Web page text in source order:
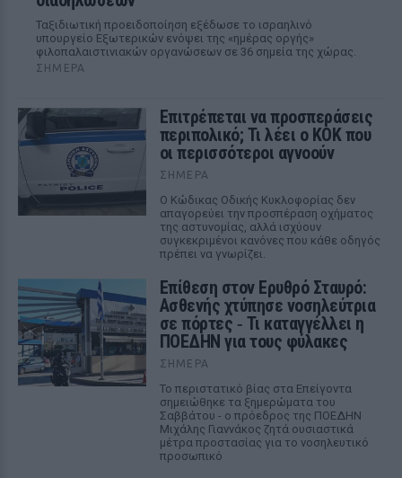
Ταξιδιωτική προειδοποίηση εξέδωσε το ισραηλινό
υπουργείο Εξωτερικών ενόψει της «ημέρας οργής»
φιλοπαλαιστινιακών οργανώσεων σε 36 σημεία της χώρας.
ΣΉΜΕΡΑ
Επιτρέπεται να προσπεράσεις
περιπολικό; Τι λέει ο ΚΟΚ που
οι περισσότεροι αγνοούν
ΣΉΜΕΡΑ
Ο Κώδικας Οδικής Κυκλοφορίας δεν
απαγορεύει την προσπέραση οχήματος
της αστυνομίας, αλλά ισχύουν
συγκεκριμένοι κανόνες που κάθε οδηγός
πρέπει να γνωρίζει.
Επίθεση στον Ερυθρό Σταυρό:
Ασθενής χτύπησε νοσηλεύτρια
σε πόρτες ‑ Τι καταγγέλλει η
ΠΟΕΔΗΝ για τους φύλακες
ΣΉΜΕΡΑ
Το περιστατικό βίας στα Επείγοντα
σημειώθηκε τα ξημερώματα του
Σαββάτου - ο πρόεδρος της ΠΟΕΔΗΝ
Μιχάλης Γιαννάκος ζητά ουσιαστικά
μέτρα προστασίας για το νοσηλευτικό
προσωπικό